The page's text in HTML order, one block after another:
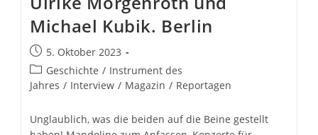
Michael Kubik. Berlin
Beitrag
veröffentlicht:
5. Oktober 2023
Beitrags-
Kategorie:
Geschichte / Instrument des
Jahres / Interview / Magazin / Reportagen
Unglaublich, was die beiden auf die Beine gestellt